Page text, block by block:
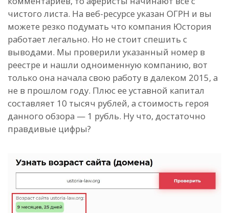
чистого листа. На веб-ресурсе указан ОГРН и вы
можете резко подумать что компания Юстория
работает легально. Но не стоит спешить с
выводами. Мы проверили указанный номер в
реестре и нашли одноименную компанию, вот
только она начала свою работу в далеком 2015, а
не в прошлом году. Плюс ее уставной капитал
составляет 10 тысяч рублей, а стоимость героя
данного обзора — 1 рубль. Ну что, достаточно
правдивые цифры?